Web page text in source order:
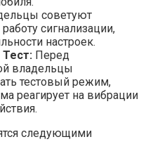
советуют
сигнализации,
настроек.
Перед
владельцы
тестовый режим,
реагирует на вибрации
следующими